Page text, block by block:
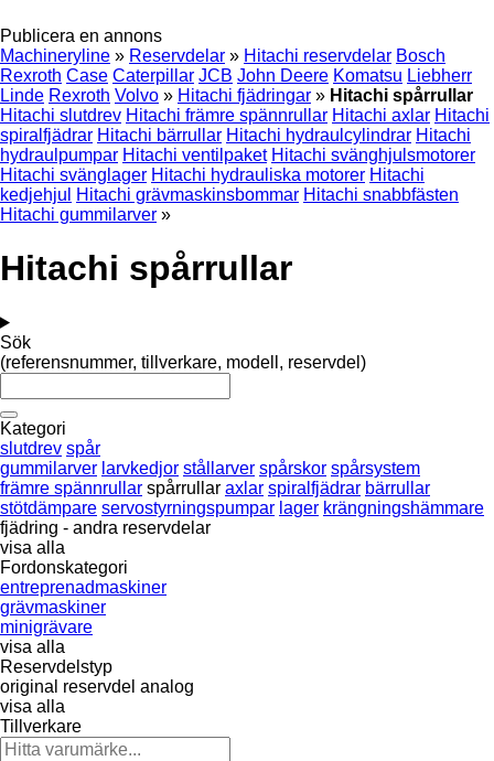
Publicera en annons
Machineryline » Reservdelar » Hitachi reservdelar Bosch
Rexroth Case Caterpillar JCB John Deere Komatsu Liebherr
Linde Rexroth Volvo » Hitachi fjädringar » Hitachi spårrullar
Hitachi slutdrev Hitachi främre spännrullar Hitachi axlar Hitachi
spiralfjädrar Hitachi bärrullar Hitachi hydraulcylindrar Hitachi
hydraulpumpar Hitachi ventilpaket Hitachi svänghjulsmotorer
Hitachi svänglager Hitachi hydrauliska motorer Hitachi
kedjehjul
Hitachi grävmaskinsbommar Hitachi snabbfästen
Hitachi gummilarver »
Hitachi spårrullar
Sök
(referensnummer, tillverkare, modell, reservdel)
Kategori
slutdrev spår
gummilarver larvkedjor stållarver spårskor spårsystem
främre spännrullar spårrullar axlar spiralfjädrar bärrullar
stötdämpare servostyrningspumpar lager krängningshämmare
fjädring - andra reservdelar
visa alla
Fordonskategori
entreprenadmaskiner
grävmaskiner
minigrävare
visa alla
Reservdelstyp
original reservdel analog
visa alla
Tillverkare